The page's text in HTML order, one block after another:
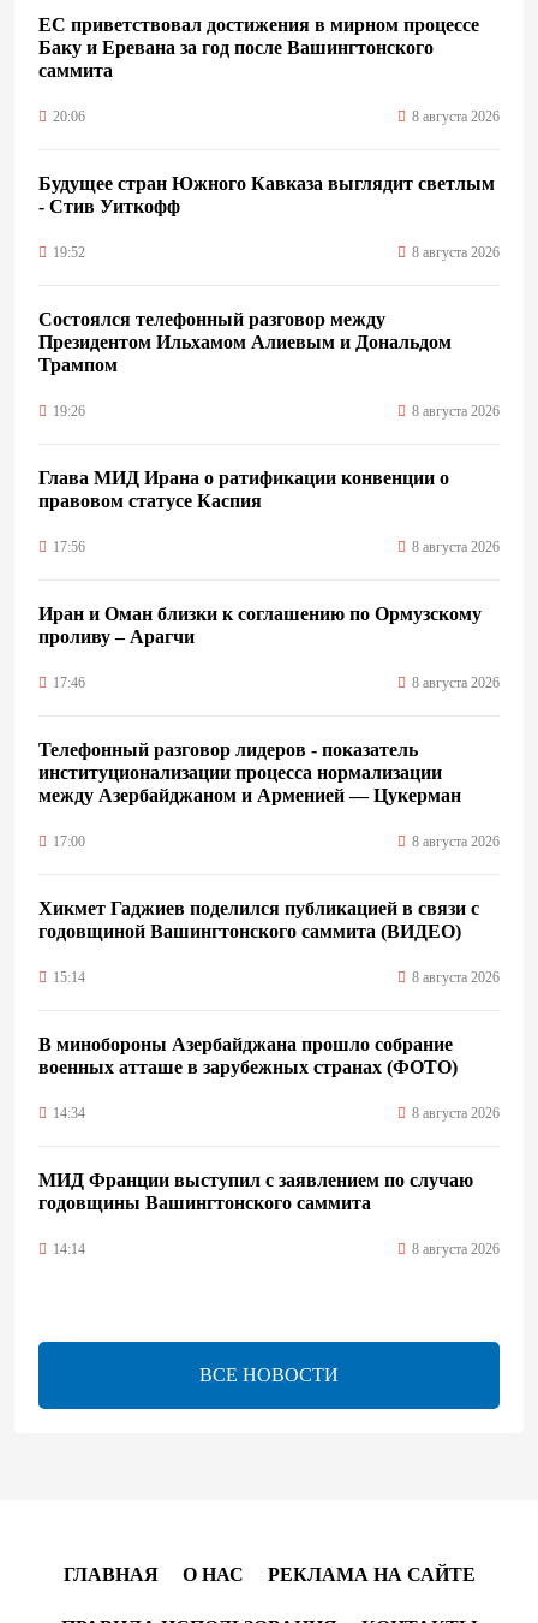
ЕС приветствовал достижения в мирном процессе
Баку и Еревана за год после Вашингтонского
саммита
20:06 8 августа 2026
Будущее стран Южного Кавказа выглядит светлым
- Стив Уиткофф
19:52 8 августа 2026
Состоялся телефонный разговор между
Президентом Ильхамом Алиевым и Дональдом
Трампом
19:26 8 августа 2026
Глава МИД Ирана о ратификации конвенции о
правовом статусе Каспия
17:56 8 августа 2026
Иран и Оман близки к соглашению по Ормузскому
проливу – Арагчи
17:46 8 августа 2026
Телефонный разговор лидеров - показатель
институционализации процесса нормализации
между Азербайджаном и Арменией — Цукерман
17:00 8 августа 2026
Хикмет Гаджиев поделился публикацией в связи с
годовщиной Вашингтонского саммита (ВИДЕО)
15:14 8 августа 2026
В минобороны Азербайджана прошло собрание
военных атташе в зарубежных странах (ФОТО)
14:34 8 августа 2026
МИД Франции выступил с заявлением по случаю
годовщины Вашингтонского саммита
14:14 8 августа 2026
синхронизировали курс на мир
Вашингтонский саммит стал отправной точкой для
ВСЕ НОВОСТИ
ГЛАВНАЯ О НАС РЕКЛАМА НА САЙТЕ